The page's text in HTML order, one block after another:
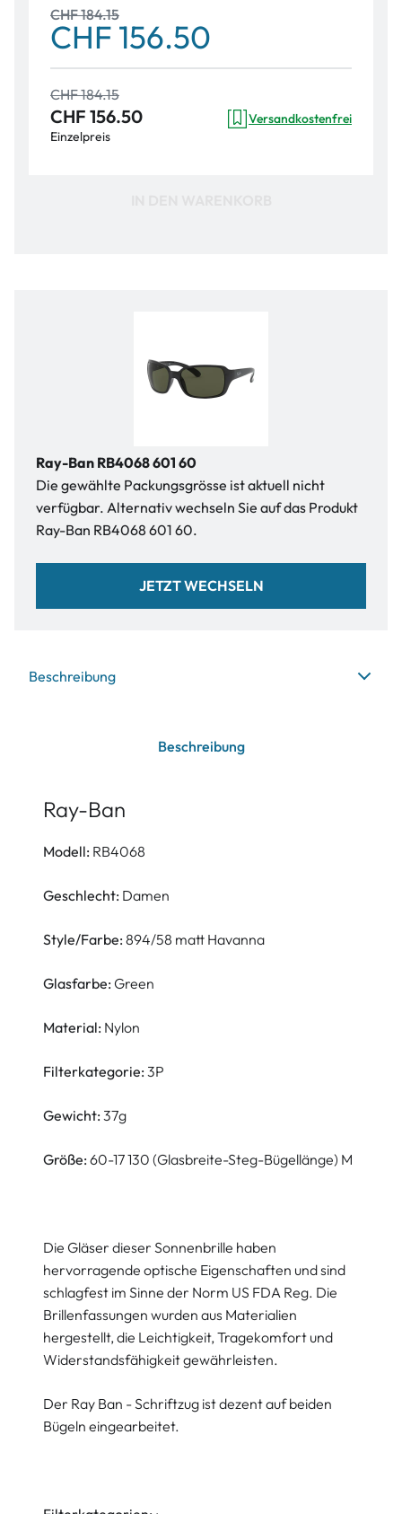
CHF 184.15
CHF 156.50
CHF 184.15
CHF 156.50
Einzelpreis
Versandkostenfrei
Ray-Ban RB4068 601 60
Die gewählte Packungsgrösse ist aktuell nicht
verfügbar. Alternativ wechseln Sie auf das Produkt
Ray-Ban RB4068 601 60.
JETZT WECHSELN
Beschreibung
Beschreibung
Ray-Ban
Modell: RB4068
Geschlecht: Damen
Style/Farbe: 894/58 matt Havanna
Glasfarbe: Green
Material: Nylon
Filterkategorie: 3P
Gewicht: 37g
Größe: 60-17 130 (Glasbreite-Steg-Bügellänge) M
Die Gläser dieser Sonnenbrille haben
hervorragende optische Eigenschaften und sind
schlagfest im Sinne der Norm US FDA Reg. Die
Brillenfassungen wurden aus Materialien
hergestellt, die Leichtigkeit, Tragekomfort und
Widerstandsfähigkeit gewährleisten.
Der Ray Ban - Schriftzug ist dezent auf beiden
Bügeln eingearbeitet.